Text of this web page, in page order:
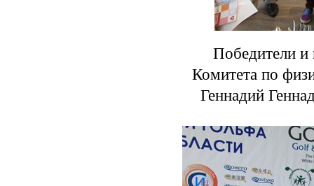
Победители
Комитета по
Геннадий